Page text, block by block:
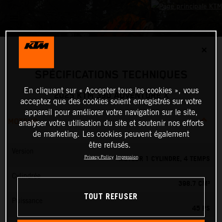
2025 KTM 390 ADVENTURE X
MOTEUR
MOTEUR 1 CYLINDRE, 4 TEMPS
Cylindrée
En cliquant sur « Accepter tous les cookies », vous
acceptez que des cookies soient enregistrés sur votre
appareil pour améliorer votre navigation sur le site,
analyser votre utilisation du site et soutenir nos efforts
de marketing. Les cookies peuvent également
être refusés.
Privacy Policy Impression
TOUT REFUSER